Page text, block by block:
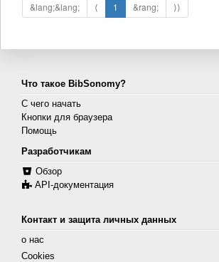
&lang;&lang; ⟨ 1 &rang; ⟩⟩
Что такое BibSonomy?
С чего начать
Кнопки для браузера
Помощь
Разработчикам
Обзор
API-документация
Контакт и защита личных данных
о нас
Cookies